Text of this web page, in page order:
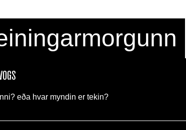
eða hvar myndin er tekin?